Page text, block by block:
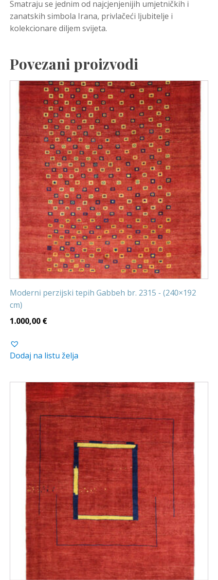
Smatraju se jednim od najcjenjenijih umjetničkih i
zanatskih simbola Irana, privlačeći ljubitelje i
kolekcionare diljem svijeta.
Povezani proizvodi
Moderni perzijski tepih Gabbeh br. 2315 - (240×192
cm)
1.000,00 €
Dodaj na listu želja